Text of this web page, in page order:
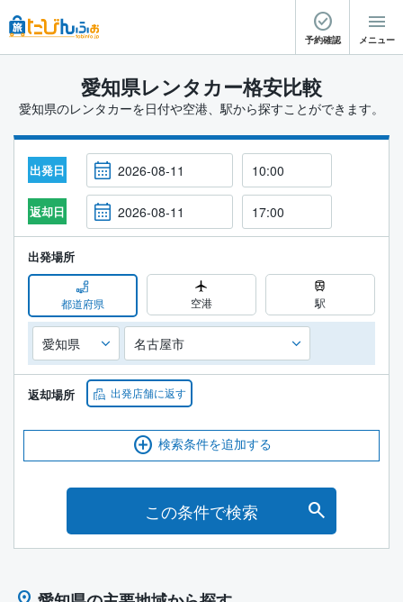
予約確認 メニュー
愛知県レンタカー格安比較
愛知県のレンタカーを日付や空港、駅から探すことができます。
出発日
返却日
出発場所
都道府県 空港 駅
返却場所 出発店舗に返す
検索条件を追加する
この条件で検索